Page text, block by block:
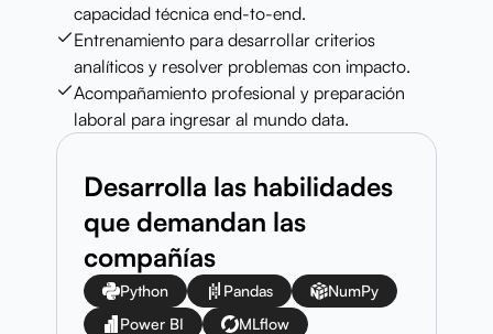
capacidad técnica end-to-end.
Entrenamiento para desarrollar criterios
analíticos y resolver problemas con impacto.
Acompañamiento profesional y preparación
laboral para ingresar al mundo data.
Desarrolla las habilidades
que demandan las
compañías
Python Pandas
NumPy
Power BI
MLflow